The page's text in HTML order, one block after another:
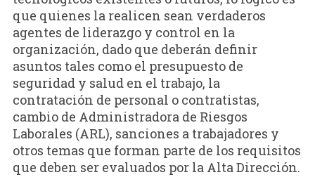
que quienes la realicen sean verdaderos
agentes de liderazgo y control en la
organización, dado que deberán definir
asuntos tales como el presupuesto de
seguridad y salud en el trabajo, la
contratación de personal o contratistas,
cambio de Administradora de Riesgos
Laborales (ARL), sanciones a trabajadores y
otros temas que forman parte de los requisitos
que deben ser evaluados por la Alta Dirección.